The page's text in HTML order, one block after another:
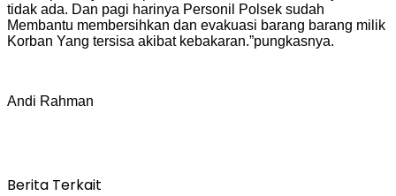
tidak ada. Dan pagi harinya Personil Polsek sudah
Membantu membersihkan dan evakuasi barang barang milik
Korban Yang tersisa akibat kebakaran.”pungkasnya.
Andi Rahman
Berita Terkait